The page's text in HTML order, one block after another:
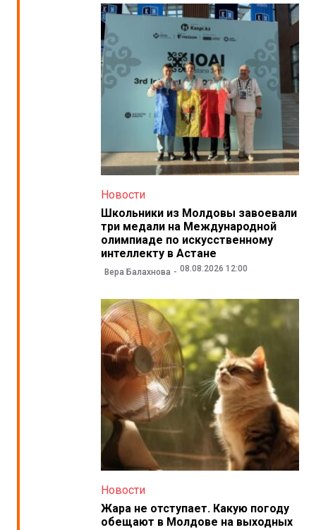
Новости
Школьники из Молдовы завоевали
три медали на Международной
олимпиаде по искусственному
интеллекту в Астане
Вера Балахнова 08.08.2026 12:00
Новости
Жара не отступает. Какую погоду
обещают в Молдове на выходных